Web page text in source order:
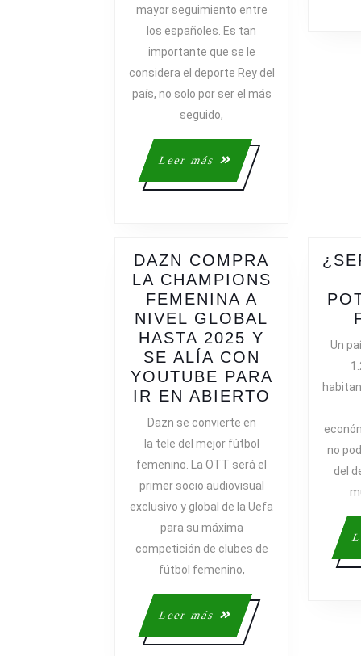
FÚTBOL
MÁS
CARA
EN
LAS
ONLINE
NO
ES
NI
ADIDAS
mayor seguimiento entre
los españoles. Es tan
importante que se le
considera el deporte Rey del
país, no solo por ser el más
seguido,
Leer más
Leer
más
DAZN COMPRA
LA CHAMPIONS
FEMENINA A
NIVEL GLOBAL
HASTA 2025 Y
SE ALÍA CON
YOUTUBE PARA
IR EN ABIERTO
NIVEL
GLOBAL
Dazn se convierte en
la tele del mejor fútbol
femenino. La OTT será el
primer socio audiovisual
exclusivo y global de la Uefa
para su máxima
competición de clubes de
fútbol femenino,
Leer más
Leer
más
Un
no
del